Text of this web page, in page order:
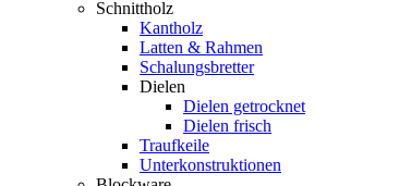
Schnittholz
Kantholz
Latten & Rahmen
Schalungsbretter
Dielen
Dielen getrocknet
Dielen frisch
Traufkeile
Unterkonstruktionen